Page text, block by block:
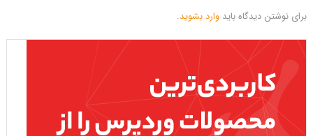
برای نوشتن دیدگاه باید وارد بشوید.